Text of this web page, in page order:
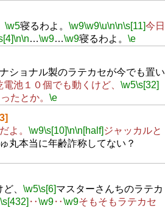
\w5寝るわよ。 \w9\w9\u\n\n\s[11]今日
\n\n…\w9…\w9寝るわよ。 \e
ショナル製のラテカセが今でも置い
電池１０個でも動くけど、 \w5\s[32]
たとか。 \e
よ。 \w9\s[10]\n\n[half] ジャッカルと
丸本当に年齢詐称してない？
、 \w5\s[6]マスターさんちのラテカ
\s[432] ‥\w9‥\w9そもそもラテカセ